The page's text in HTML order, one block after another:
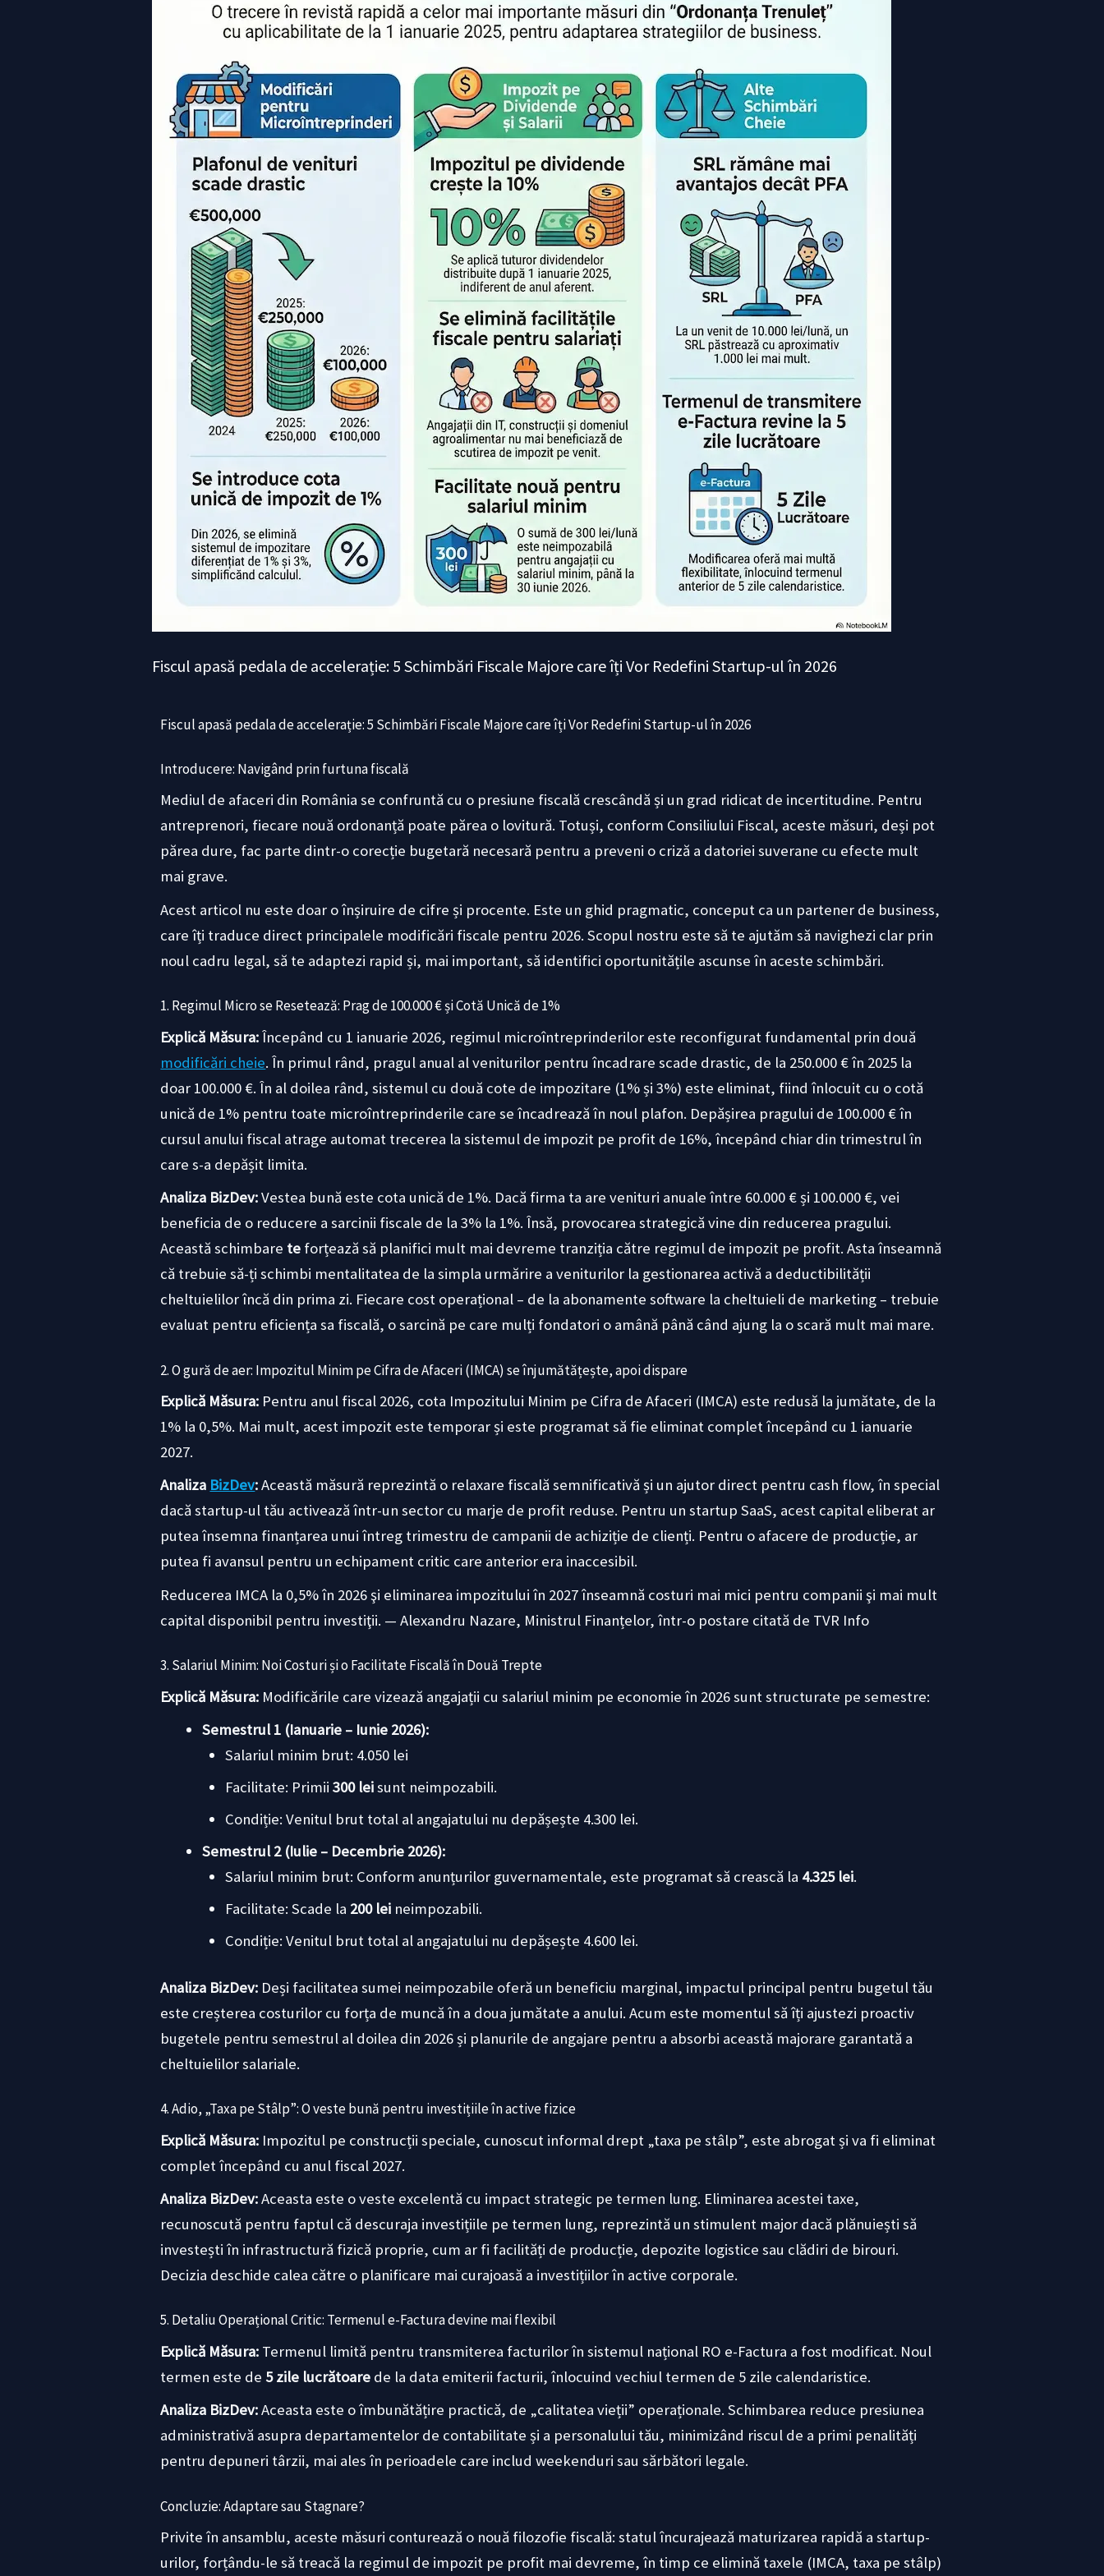
Fiscul apasă pedala de accelerație: 5 Schimbări Fiscale Majore care îți Vor Redefini Startup-ul în 2026
Fiscul apasă pedala de accelerație: 5 Schimbări Fiscale Majore care îți Vor Redefini Startup-ul în 2026
Introducere: Navigând prin furtuna fiscală
Mediul de afaceri din România se confruntă cu o presiune fiscală crescândă și un grad ridicat de incertitudine. Pentru
antreprenori, fiecare nouă ordonanță poate părea o lovitură. Totuși, conform Consiliului Fiscal, aceste măsuri, deși pot
părea dure, fac parte dintr-o corecție bugetară necesară pentru a preveni o criză a datoriei suverane cu efecte mult
mai grave.
Acest articol nu este doar o înșiruire de cifre și procente. Este un ghid pragmatic, conceput ca un partener de business,
care îți traduce direct principalele modificări fiscale pentru 2026. Scopul nostru este să te ajutăm să navighezi clar prin
noul cadru legal, să te adaptezi rapid și, mai important, să identifici oportunitățile ascunse în aceste schimbări.
1. Regimul Micro se Resetează: Prag de 100.000 € și Cotă Unică de 1%
Explică Măsura:Începând cu 1 ianuarie 2026, regimul microîntreprinderilor este reconfigurat fundamental prin două
modificări cheie. În primul rând, pragul anual al veniturilor pentru încadrare scade drastic, de la 250.000 € în 2025 la
doar 100.000 €. În al doilea rând, sistemul cu două cote de impozitare (1% și 3%) este eliminat, fiind înlocuit cu o cotă
unică de 1% pentru toate microîntreprinderile care se încadrează în noul plafon. Depășirea pragului de 100.000 € în
cursul anului fiscal atrage automat trecerea la sistemul de impozit pe profit de 16%, începând chiar din trimestrul în
care s-a depășit limita.
Analiza BizDev:Vestea bună este cota unică de 1%. Dacă firma ta are venituri anuale între 60.000 € și 100.000 €, vei
beneficia de o reducere a sarcinii fiscale de la 3% la 1%. Însă, provocarea strategică vine din reducerea pragului.
Această schimbare te forțează să planifici mult mai devreme tranziția către regimul de impozit pe profit. Asta înseamnă
că trebuie să-ți schimbi mentalitatea de la simpla urmărire a veniturilor la gestionarea activă a deductibilității
cheltuielilor încă din prima zi. Fiecare cost operațional – de la abonamente software la cheltuieli de marketing – trebuie
evaluat pentru eficiența sa fiscală, o sarcină pe care mulți fondatori o amână până când ajung la o scară mult mai mare.
2. O gură de aer: Impozitul Minim pe Cifra de Afaceri (IMCA) se înjumătățește, apoi dispare
Explică Măsura: Pentru anul fiscal 2026, cota Impozitului Minim pe Cifra de Afaceri (IMCA) este redusă la jumătate, de la
1% la 0,5%. Mai mult, acest impozit este temporar și este programat să fie eliminat complet începând cu 1 ianuarie
2027.
Analiza BizDev:Această măsură reprezintă o relaxare fiscală semnificativă și un ajutor direct pentru cash flow, în special
dacă startup-ul tău activează într-un sector cu marje de profit reduse. Pentru un startup SaaS, acest capital eliberat ar
putea însemna finanțarea unui întreg trimestru de campanii de achiziție de clienți. Pentru o afacere de producție, ar
putea fi avansul pentru un echipament critic care anterior era inaccesibil.
Reducerea IMCA la 0,5% în 2026 şi eliminarea impozitului în 2027 înseamnă costuri mai mici pentru companii şi mai mult
capital disponibil pentru investiţii. — Alexandru Nazare, Ministrul Finanțelor, într-o postare citată de TVR Info
3. Salariul Minim: Noi Costuri și o Facilitate Fiscală în Două Trepte
Explică Măsura: Modificările care vizează angajații cu salariul minim pe economie în 2026 sunt structurate pe semestre:
Semestrul 1 (Ianuarie – Iunie 2026):
Salariul minim brut: 4.050 lei
Facilitate: Primii300 leisunt neimpozabili.
Condiție: Venitul brut total al angajatului nu depășește 4.300 lei.
Semestrul 2 (Iulie – Decembrie 2026):
Salariul minim brut: Conform anunțurilor guvernamentale, este programat să crească la 4.325 lei.
Facilitate: Scade la 200 lei neimpozabili.
Condiție: Venitul brut total al angajatului nu depășește 4.600 lei.
Analiza BizDev: Deși facilitatea sumei neimpozabile oferă un beneficiu marginal, impactul principal pentru bugetul tău
este creșterea costurilor cu forța de muncă în a doua jumătate a anului. Acum este momentul să îți ajustezi proactiv
bugetele pentru semestrul al doilea din 2026 și planurile de angajare pentru a absorbi această majorare garantată a
cheltuielilor salariale.
4. Adio, „Taxa pe Stâlp”: O veste bună pentru investițiile în active fizice
Explică Măsura: Impozitul pe construcții speciale, cunoscut informal drept „taxa pe stâlp”, este abrogat și va fi eliminat
complet începând cu anul fiscal 2027.
Analiza BizDev:Aceasta este o veste excelentă cu impact strategic pe termen lung. Eliminarea acestei taxe,
recunoscută pentru faptul că descuraja investițiile pe termen lung, reprezintă un stimulent major dacă plănuiești să
investești în infrastructură fizică proprie, cum ar fi facilități de producție, depozite logistice sau clădiri de birouri.
Decizia deschide calea către o planificare mai curajoasă a investițiilor în active corporale.
5. Detaliu Operațional Critic: Termenul e-Factura devine mai flexibil
Explică Măsura: Termenul limită pentru transmiterea facturilor în sistemul național RO e-Factura a fost modificat. Noul
termen este de 5 zile lucrătoare de la data emiterii facturii, înlocuind vechiul termen de 5 zile calendaristice.
Analiza BizDev:Aceasta este o îmbunătățire practică, de „calitatea vieții” operaționale. Schimbarea reduce presiunea
administrativă asupra departamentelor de contabilitate și a personalului tău, minimizând riscul de a primi penalități
pentru depuneri târzii, mai ales în perioadele care includ weekenduri sau sărbători legale.
Concluzie: Adaptare sau Stagnare?
Privite în ansamblu, aceste măsuri conturează o nouă filozofie fiscală: statul încurajează maturizarea rapidă a startup-
urilor, forțându-le să treacă la regimul de impozit pe profit mai devreme, în timp ce elimină taxele (IMCA, taxa pe stâlp)